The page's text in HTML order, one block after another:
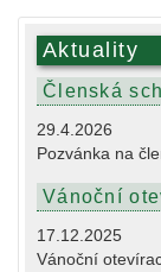
Aktuality
Členská
29.4.2026
Pozvánka na
Vánoční
17.12.2025
Vánoční